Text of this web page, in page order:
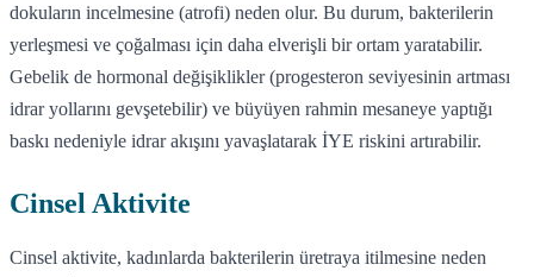
dokuların incelmesine (atrofi) neden olur. Bu durum, bakterilerin
yerleşmesi ve çoğalması için daha elverişli bir ortam yaratabilir.
Gebelik de hormonal değişiklikler (progesteron seviyesinin artması
idrar yollarını gevşetebilir) ve büyüyen rahmin mesaneye yaptığı
baskı nedeniyle idrar akışını yavaşlatarak İYE riskini artırabilir.
Cinsel Aktivite
Cinsel aktivite, kadınlarda bakterilerin üretraya itilmesine neden